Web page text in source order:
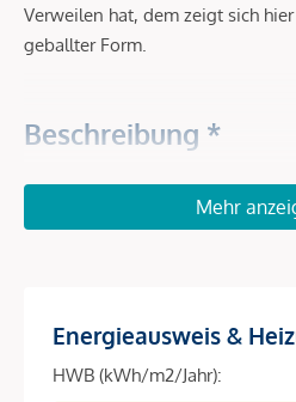
Verweilen hat, dem zeigt sich
geballter Form.
Beschreibung *
VORSORGEN in SERVICED
Mieterträge sowie für einen
Mehr
Energieausweis &
HWB (kWh/m2/Jahr):